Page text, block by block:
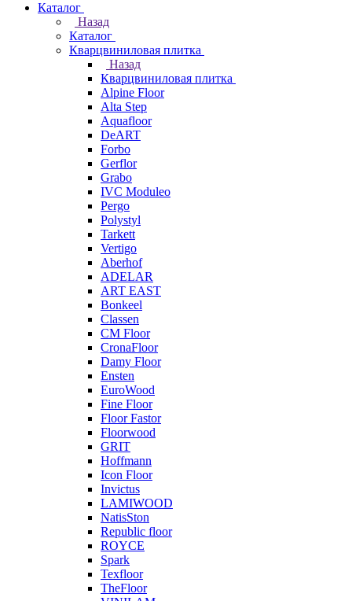
Каталог
Назад
Каталог
Кварцвиниловая плитка
Назад
Кварцвиниловая плитка
Alpine Floor
Alta Step
Aquafloor
DeART
Forbo
Gerflor
Grabo
IVC Moduleo
Pergo
Polystyl
Tarkett
Vertigo
Aberhof
ADELAR
ART EAST
Bonkeel
Classen
CM Floor
CronaFloor
Damy Floor
Ensten
EuroWood
Fine Floor
Floor Fastor
Floorwood
GRIT
Hoffmann
Icon Floor
Invictus
LAMIWOOD
NatisSton
Republic floor
ROYCE
Spark
Texfloor
TheFloor